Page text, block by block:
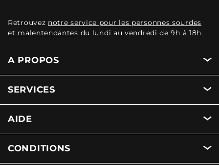
Retrouvez notre service pour les personnes sourdes
et malentendantes du lundi au vendredi de 9h à 18h.
A PROPOS
SERVICES
AIDE
CONDITIONS